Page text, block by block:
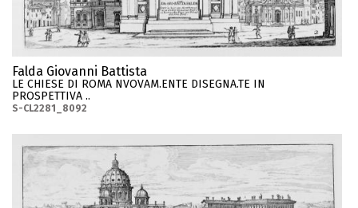
Falda Giovanni Battista
LE CHIESE DI ROMA NVOVAM.ENTE DISEGNA.TE IN
PROSPETTIVA ..
S-CL2281_8092